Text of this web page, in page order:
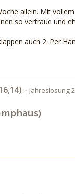
allein. Mit
so vertraue und
auch 2. Per
- Jahreslosung